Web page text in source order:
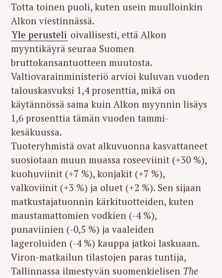
Totta toinen puoli, kuten usein muulloinkin
Alkon viestinnässä.
Yle perusteli oivallisesti, että Alkon
myyntikäyrä seuraa Suomen
bruttokansantuotteen muutosta.
Valtiovarainministeriö arvioi kuluvan vuoden
talouskasvuksi 1,4 prosenttia, mikä on
käytännössä sama kuin Alkon myynnin lisäys
1,6 prosenttia tämän vuoden tammi-
kesäkuussa.
Tuoteryhmistä ovat alkuvuonna kasvattaneet
suosiotaan muun muassa roseeviinit (+30 %),
kuohuviinit (+7 %), konjakit (+7 %),
valkoviinit (+3 %) ja oluet (+2 %). Sen sijaan
matkustajatuonnin kärkituotteiden, kuten
maustamattomien vodkien (-4 %),
punaviinien (-0,5 %) ja vaaleiden
lageroluiden (-4 %) kauppa jatkoi laskuaan.
Viron-matkailun tilastojen paras tuntija,
Tallinnassa ilmestyvän suomenkielisen The